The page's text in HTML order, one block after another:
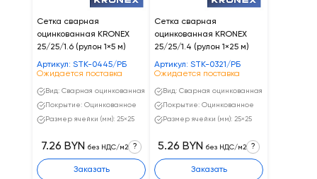
Сетка сварная
оцинкованная KRONEX
25/25/1.6 (рулон 1×5 м)
Артикул: STK-0445/РБ
Ожидается поставка
Вид: Сварная оцинкованная
Покрытие: Оцинкованное
Размер ячейки (мм): 25×25
7.26 BYN без НДС/м2 ?
Заказать
Сетка сварная
оцинкованная KRONEX
25/25/1.4 (рулон 1×25 м)
Артикул: STK-0321/РБ
Ожидается поставка
Вид: Сварная оцинкованная
Покрытие: Оцинкованное
Размер ячейки (мм): 25×25
5.26 BYN без НДС/м2 ?
Заказать